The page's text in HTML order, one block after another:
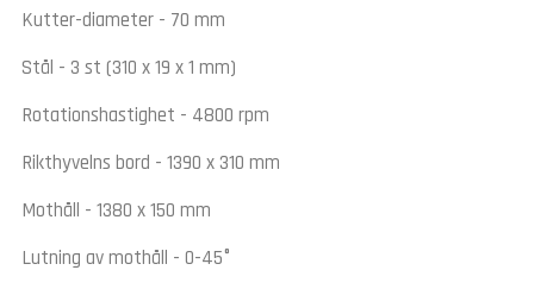
Kutter-diameter - 70 mm
Stål - 3 st (310 x 19 x 1 mm)
Rotationshastighet - 4800 rpm
Rikthyvelns bord - 1390 x 310 mm
Mothåll - 1380 x 150 mm
Lutning av mothåll - 0-45°